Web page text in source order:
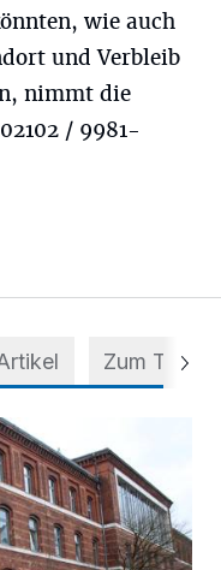
wie auch
und Verbleib
nimmt die
/ 9981-
Zum Thema